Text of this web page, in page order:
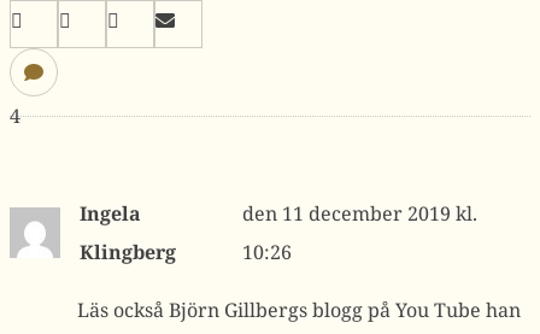
4
Ingela
Klingberg
11 december 2019 kl.
10:26
Läs också Björn Gillbergs blogg på You Tube han